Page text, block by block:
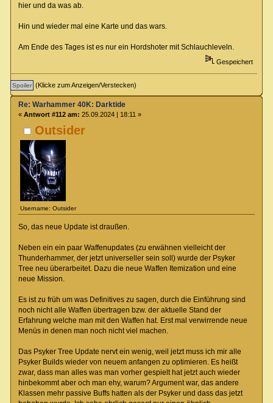
hier und da was ab.
Hin und wieder mal eine Karte und das wars.
Am Ende des Tages ist es nur ein Hordshoter mit Schlauchleveln.
Gespeichert
(Klicke zum Anzeigen/Verstecken)
Outsider
Username: Outsider
Re: Warhammer 40K: Darktide
« Antwort #112 am: 25.09.2024 | 18:11 »
So, das neue Update ist draußen.
Neben ein ein paar Waffenupdates (zu erwähnen vielleicht der
Thunderhammer, der jetzt universeller sein soll) wurde der Psyker
Tree neu überarbeitet. Dazu die neue Waffen Itemization und eine
neue Mission.
Es ist zu früh um was Definitives zu sagen, durch die Einführung sind
noch nicht alle Waffen übertragen bzw. der aktuelle Stand der
Erfahrung welche man mit den Waffen hat. Erst mal verwirrende neue
Menüs in denen man noch nicht viel machen.
Das Psyker Tree Update nervt ein wenig, weil jetzt muss ich mir alle
Psyker Builds wieder von neuem anfangen zu optimieren. Es heißt
zwar, dass man alles was man vorher gespielt hat jetzt auch wieder
hinbekommt aber och man ehy, warum? Argument war, das andere
Klassen mehr passive Buffs hatten als der Psyker und dass das jetzt